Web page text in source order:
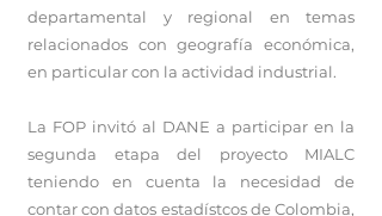
departamental y regional en temas
relacionados con geografía económica,
en particular con la actividad industrial.
La FOP invitó al DANE a participar en la
segunda etapa del proyecto MIALC
teniendo en cuenta la necesidad de
contar con datos estadístcos de Colombia,